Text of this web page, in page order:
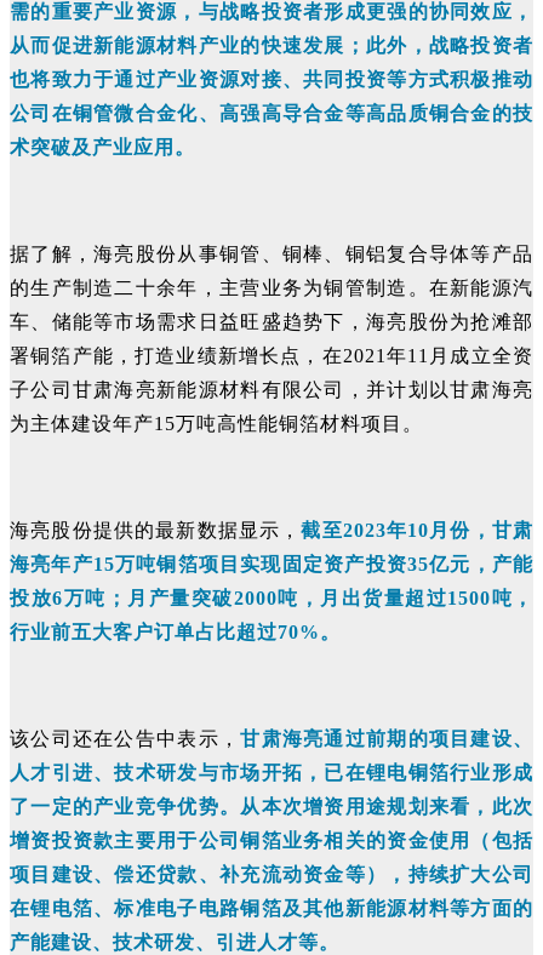
需的重要产业资源，与战略投资者形成更强的协同效应，
从而促进新能源材料产业的快速发展；此外，战略投资者
也将致力于通过产业资源对接、共同投资等方式积极推动
公司在铜管微合金化、高强高导合金等高品质铜合金的技
术突破及产业应用。
据了解，海亮股份从事铜管、铜棒、铜铝复合导体等产品
的生产制造二十余年，主营业务为铜管制造。在新能源汽
车、储能等市场需求日益旺盛趋势下，海亮股份为抢滩部
署铜箔产能，打造业绩新增长点，在2021年11月成立全资
子公司甘肃海亮新能源材料有限公司，并计划以甘肃海亮
为主体建设年产15万吨高性能铜箔材料项目。
海亮股份提供的最新数据显示，截至2023年10月份，甘肃
海亮年产15万吨铜箔项目实现固定资产投资35亿元，产能
投放6万吨；月产量突破2000吨，月出货量超过1500吨，
行业前五大客户订单占比超过70%。
该公司还在公告中表示，甘肃海亮通过前期的项目建设、
人才引进、技术研发与市场开拓，已在锂电铜箔行业形成
了一定的产业竞争优势。从本次增资用途规划来看，此次
增资投资款主要用于公司铜箔业务相关的资金使用（包括
项目建设、偿还贷款、补充流动资金等），持续扩大公司
在锂电箔、标准电子电路铜箔及其他新能源材料等方面的
产能建设、技术研发、引进人才等。